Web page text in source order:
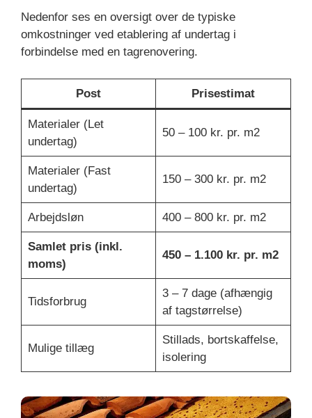
Nedenfor ses en oversigt over de typiske
omkostninger ved etablering af undertag i
forbindelse med en tagrenovering.
Post Prisestimat
Materialer (Let
undertag)
50 – 100 kr. pr. m2
Materialer (Fast
undertag)
150 – 300 kr. pr. m2
Arbejdsløn 400 – 800 kr. pr. m2
Samlet pris (inkl.
moms)
450 – 1.100 kr. pr. m2
Tidsforbrug
3 – 7 dage (afhængig
af tagstørrelse)
Mulige tillæg
Stillads, bortskaffelse,
isolering